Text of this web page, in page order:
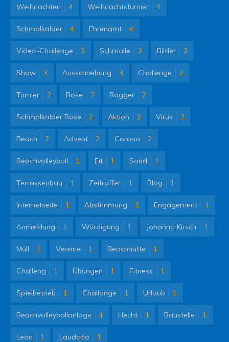
Weihnachten 4 Weihnachtsturnier 4
Schmalkalder 4 Ehrenamt 4
Video-Challenge 3 Schmalle 3 Bilder 3
Show 3 Ausschreibung 3 Challenge 2
Turnier 2 Rose 2 Bagger 2
Schmalkalder Rose 2 Aktion 2 Virus 2
Beach 2 Advent 2 Corona 2
Beachvolleyball 1 Fit 1 Sand 1
Terrassenbau 1 Zeitraffer 1 Blog 1
Internetseite 1 Abstimmung 1 Engagement 1
Anmeldung 1 Würdigung 1 Johanna Kirsch 1
Müll 1 Vereine 1 Beachhütte 1
Challeng 1 Übungen 1 Fitness 1
Spielbetrieb 1 Challange 1 Urlaub 1
Beachvolleyballanlage 1 Hecht 1 Baustelle 1
Leon 1 Laudatio 1